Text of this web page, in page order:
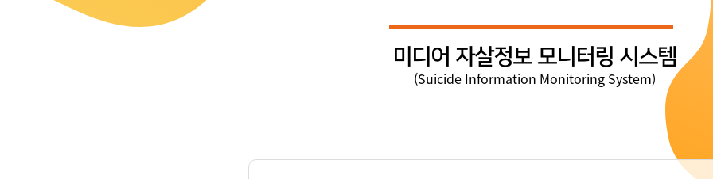
미디어 자살정보 모니터링 시스템
(Suicide Information Monitoring System)